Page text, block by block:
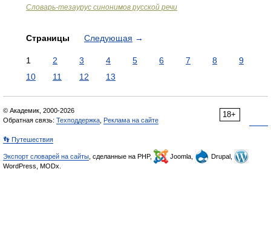
Словарь-тезаурус синонимов русской речи
Страницы Следующая →
1 2 3 4 5 6 7 8
9
10
11 12 13
18+
© Академик, 2000-2026
Обратная связь: Техподдержка Реклама на сайте
👣 Путешествия
Экспорт словарей на сайты , сделанные на PHP, Joomla,
Drupal,
WordPress, MODx.